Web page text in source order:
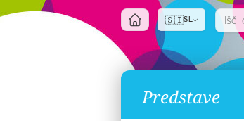
🇸🇮SL
Predstave